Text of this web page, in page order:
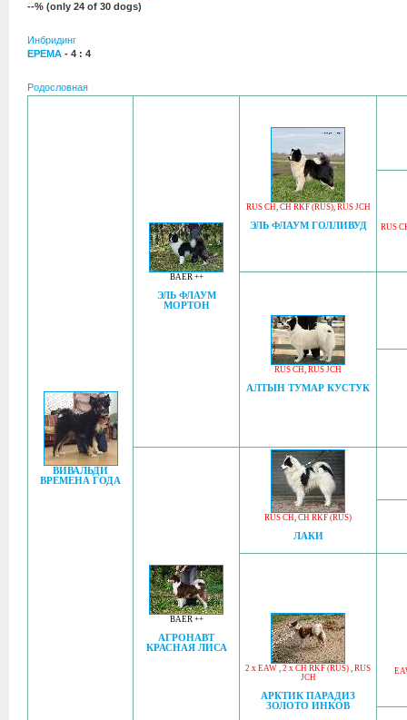
--% (only 24 of 30 dogs)
Инбридинг
ЕРЕМА - 4 : 4
Родословная
ВИВАЛЬДИ
ВРЕМЕНА ГОДА
BAER ++
ЭЛЬ ФЛАУМ
МОРТОН
RUS CH, CH RKF (RUS), RUS JCH
ЭЛЬ ФЛАУМ ГОЛЛИВУД RUS
RUS CH, RUS JCH
АЛТЫН ТУМАР КУСТУК
BAER ++
АГРОНАВТ
КРАСНАЯ ЛИСА
RUS CH, CH RKF (RUS)
ЛАКИ
2 x EAW , 2 x CH RKF (RUS) , RUS
JCH
АРКТИК ПАРАДИЗ
ЗОЛОТО ИНКОВ